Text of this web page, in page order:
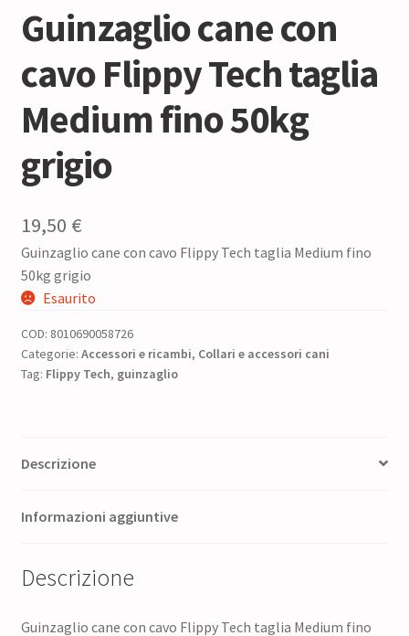
Guinzaglio cane con
cavo Flippy Tech taglia
Medium fino 50kg
grigio
19,50 €
Guinzaglio cane con cavo Flippy Tech taglia Medium fino
50kg grigio
Esaurito
COD: 8010690058726
Categorie: Accessori e ricambi, Collari e accessori cani
Tag: Flippy Tech, guinzaglio
Descrizione
Informazioni aggiuntive
Descrizione
Guinzaglio cane con cavo Flippy Tech taglia Medium fino